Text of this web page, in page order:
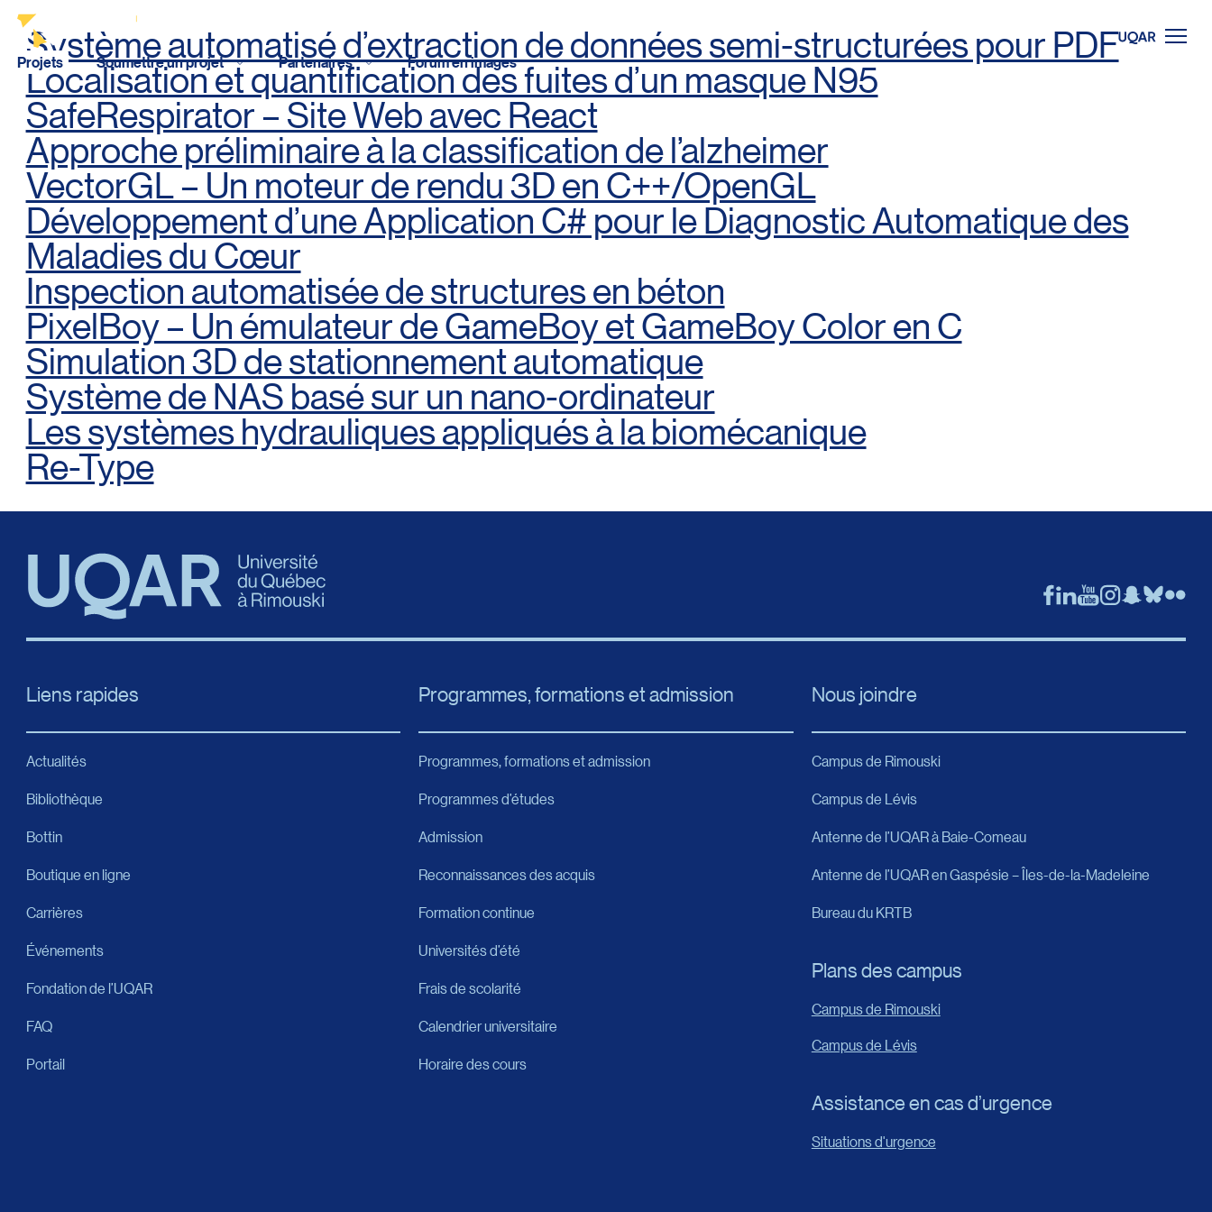
Menu principal Aller au contenu Recherche
Taille du texte
Interlignage du texte
Espacement du texte
Réinitialiser les paramètres
Projets
Soumettre un projet
Critères d'évaluation
Partenaires
Partenaires financiers
Partenaires de projets
Jury
Offre de visibilité
Forum en images
Système automatisé d’extraction de données semi-structurées pour PDF
Localisation et quantification des fuites d’un masque N95
SafeRespirator – Site Web avec React
Approche préliminaire à la classification de l’alzheimer
VectorGL – Un moteur de rendu 3D en C++/OpenGL
Développement d’une Application C# pour le Diagnostic Automatique des
Maladies du Cœur
Inspection automatisée de structures en béton
PixelBoy – Un émulateur de GameBoy et GameBoy Color en C
Simulation 3D de stationnement automatique
Système de NAS basé sur un nano-ordinateur
Les systèmes hydrauliques appliqués à la biomécanique
Re-Type
Liens rapides
Actualités
Bibliothèque
Bottin
Boutique en ligne
Carrières
Événements
Fondation de l’UQAR
FAQ
Portail
Programmes, formations et admission
Programmes, formations et admission
Programmes d’études
Admission
Reconnaissances des acquis
Formation continue
Universités d’été
Frais de scolarité
Calendrier universitaire
Horaire des cours
Nous joindre
Campus de Rimouski
Campus de Lévis
Antenne de l’UQAR à Baie-Comeau
Antenne de l’UQAR en Gaspésie – Îles-de-la-Madeleine
Bureau du KRTB
Plans des campus
Campus de Rimouski
Campus de Lévis
Assistance en cas d’urgence
Situations d'urgence